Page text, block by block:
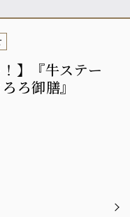
】『牛ステー
ろ御膳』